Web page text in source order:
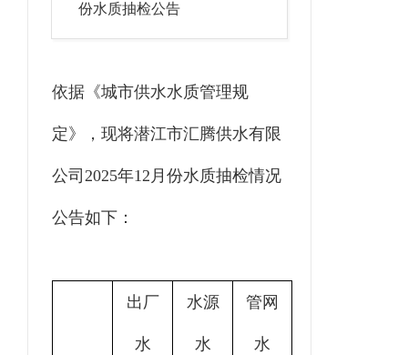
份水质抽检公告
依据《城市供水水质管理规
定》，现将潜江市汇腾供水有限
公司 2025年12 月份水质抽检情况
公告如下：
出厂
水
水源
水
管网
水